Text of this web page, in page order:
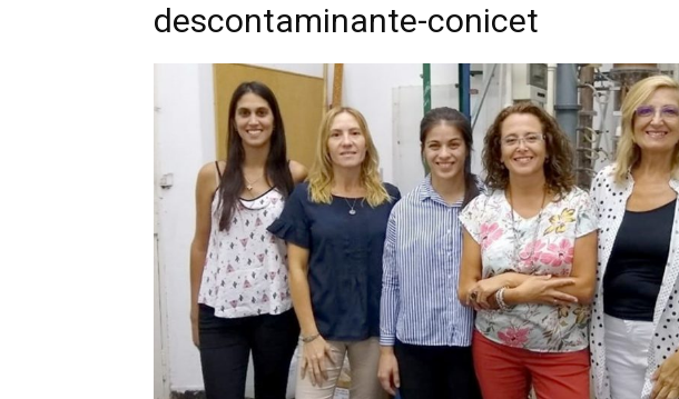
descontaminante-conicet